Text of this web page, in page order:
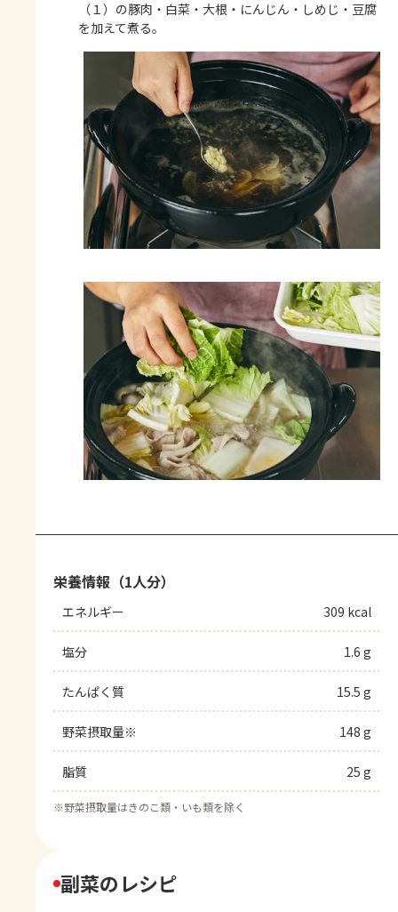
（１）の豚肉・白菜・大根・にんじん・しめじ・豆腐
を加えて煮る。
栄養情報（1人分）
エネルギー 309 kcal
塩分 1.6 g
たんぱく質 15.5 g
野菜摂取量※ 148 g
脂質 25 g
※野菜摂取量はきのこ類・いも類を除く
副菜のレシピ